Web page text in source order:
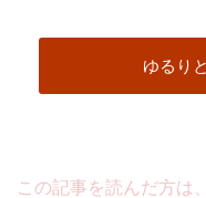
ゆるり
この記事を読んだ方は